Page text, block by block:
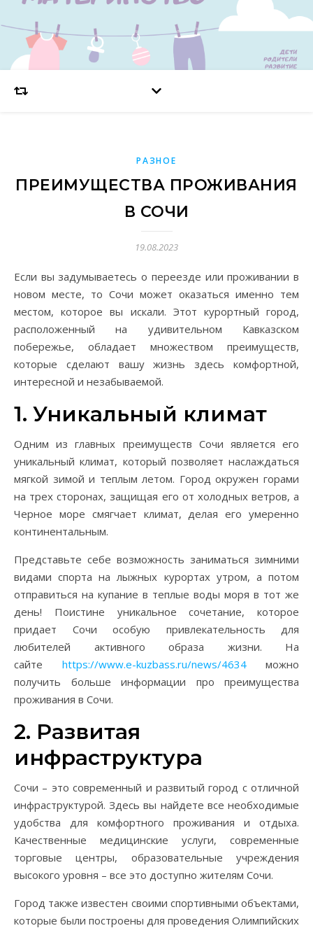
РАЗНОЕ
ПРЕИМУЩЕСТВА ПРОЖИВАНИЯ
В СОЧИ
19.08.2023
Если вы задумываетесь о переезде или проживании в
новом месте, то Сочи может оказаться именно тем
местом, которое вы искали. Этот курортный город,
расположенный на удивительном Кавказском
побережье, обладает множеством преимуществ,
которые сделают вашу жизнь здесь комфортной,
интересной и незабываемой.
1. Уникальный климат
Одним из главных преимуществ Сочи является его
уникальный климат, который позволяет наслаждаться
мягкой зимой и теплым летом. Город окружен горами
на трех сторонах, защищая его от холодных ветров, а
Черное море смягчает климат, делая его умеренно
континентальным.
Представьте себе возможность заниматься зимними
видами спорта на лыжных курортах утром, а потом
отправиться на купание в теплые воды моря в тот же
день! Поистине уникальное сочетание, которое
придает Сочи особую привлекательность для
любителей активного образа жизни. На
сайте https://www.e-kuzbass.ru/news/4634можно
получить больше информации про преимущества
проживания в Сочи.
2. Развитая
инфраструктура
Сочи – это современный и развитый город с отличной
инфраструктурой. Здесь вы найдете все необходимые
удобства для комфортного проживания и отдыха.
Качественные медицинские услуги, современные
торговые центры, образовательные учреждения
высокого уровня – все это доступно жителям Сочи.
Город также известен своими спортивными объектами,
которые были построены для проведения Олимпийских